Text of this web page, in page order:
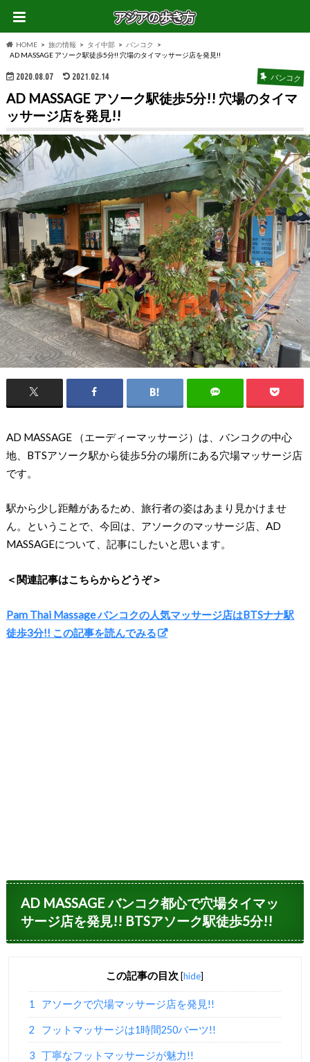
HOME 旅の情報 タイ中部
バンコク
AD MASSAGE アソーク駅徒歩5分!! 穴場のタイマッサージ店を発見!!
2020.08.07 2021.02.14 バンコク
AD MASSAGE アソーク駅徒歩5分!! 穴場のタイマ
ッサージ店を発見!!
AD MASSAGE （エーディーマッサージ）は、バンコクの中心
地、BTSアソーク駅から徒歩5分の場所にある穴場マッサージ店
です。
駅から少し距離があるため、旅行者の姿はあまり見かけませ
ん。ということで、今回は、アソークのマッサージ店、AD
MASSAGEについて、記事にしたいと思います。
＜関連記事はこちらからどうぞ＞
Pam Thai Massage バンコクの人気マッサージ店はBTSナナ駅
徒歩3分!! この記事を読んでみる
AD MASSAGE バンコク都心で穴場タイマッ
サージ店を発見!! BTSアソーク駅徒歩5分!!
この記事の目次 [hide]
1 アソークで穴場マッサージ店を発見!!
2 フットマッサージは1時間250バーツ!!
3 丁寧なフットマッサージが魅力!!